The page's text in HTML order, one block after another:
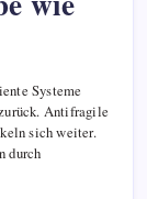
Systeme
Antifragile
sich weiter.
durch